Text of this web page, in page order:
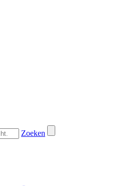
Zoeken